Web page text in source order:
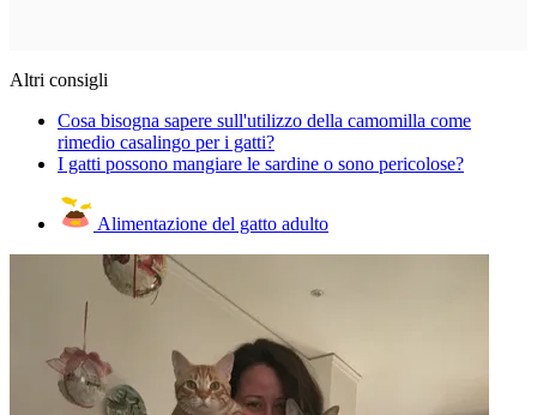
Altri consigli
Cosa bisogna sapere sull'utilizzo della camomilla come
rimedio casalingo per i gatti?
I gatti possono mangiare le sardine o sono pericolose?
Alimentazione del gatto adulto